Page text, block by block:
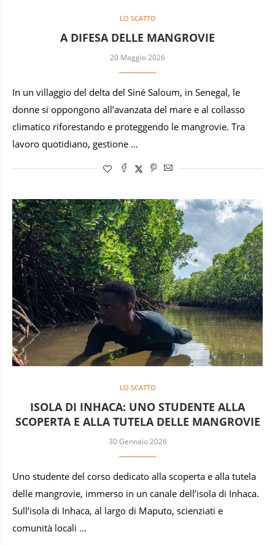
LO SCATTO
A DIFESA DELLE MANGROVIE
20 Maggio 2026
In un villaggio del delta del Siné Saloum, in Senegal, le
donne si oppongono all’avanzata del mare e al collasso
climatico riforestando e proteggendo le mangrovie. Tra
lavoro quotidiano, gestione …
LO SCATTO
ISOLA DI INHACA: UNO STUDENTE ALLA
SCOPERTA E ALLA TUTELA DELLE MANGROVIE
30 Gennaio 2026
Uno studente del corso dedicato alla scoperta e alla tutela
delle mangrovie, immerso in un canale dell’isola di Inhaca.
Sull’isola di Inhaca, al largo di Maputo, scienziati e
comunità locali …